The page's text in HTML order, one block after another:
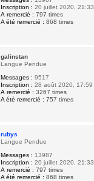
Inscription : 20 juillet 2020, 21:33
A remercié : 797 times
A été remercié : 868 times
galinstan
Langue Pendue
Messages : 9517
Inscription : 28 août 2020, 17:59
A remercié : 3267 times
A été remercié : 757 times
rubys
Langue Pendue
Messages : 13987
Inscription : 20 juillet 2020, 21:33
A remercié : 797 times
A été remercié : 868 times